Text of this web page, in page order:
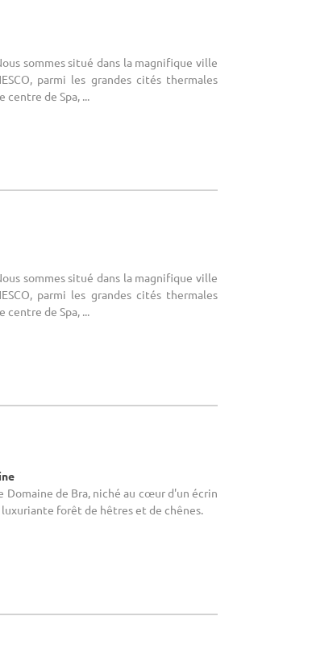
sommes situé dans la magnifique ville
parmi les grandes cités thermales
centre de Spa, ...
sommes situé dans la magnifique ville
parmi les grandes cités thermales
centre de Spa, ...
Domaine de Bra, niché au cœur d'un écrin
forêt de hêtres et de chênes.